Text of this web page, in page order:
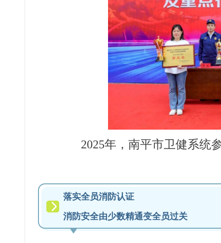
2025年，南平市卫健系统
落实全员消防认证
消防安全由少数精通变全员过关